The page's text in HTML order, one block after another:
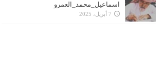
اسماعيل_محمد_العمرو
7 أبريل، 2025